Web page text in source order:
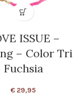
ISSUE –
– Color Tri
Fuchsia
€ 29,95